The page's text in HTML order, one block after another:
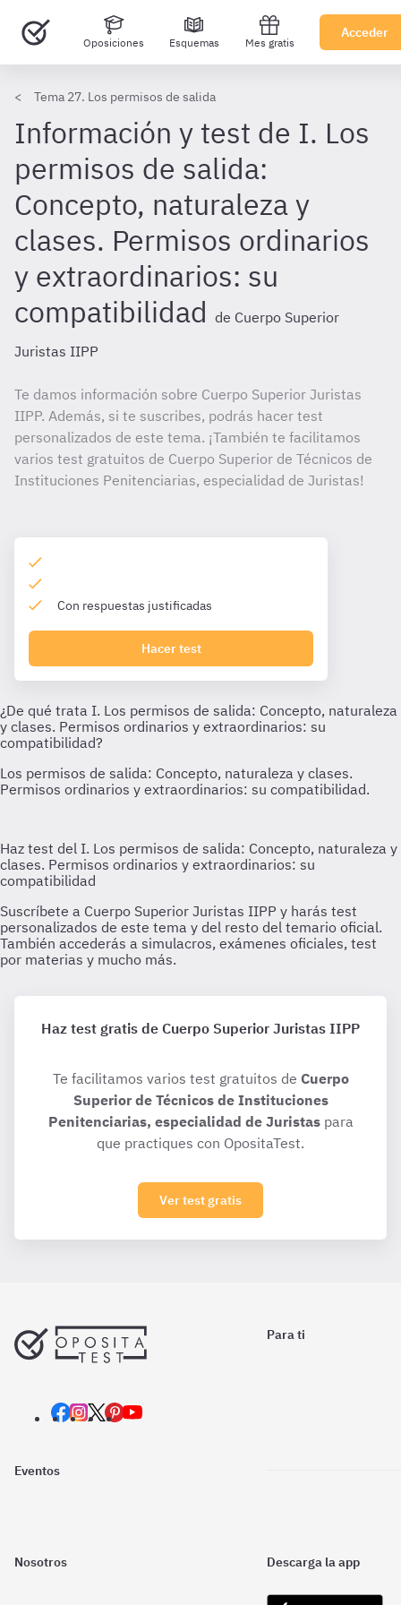
Oposiciones Esquemas Mes gratis
Acceder
Tema 27. Los permisos de salida
Información y test de I. Los
permisos de salida:
Concepto, naturaleza y
clases. Permisos ordinarios
y extraordinarios: su
compatibilidad de Cuerpo Superior
Juristas IIPP
Te damos información sobre Cuerpo Superior Juristas
IIPP. Además, si te suscribes, podrás hacer test
personalizados de este tema. ¡También te facilitamos
varios test gratuitos de Cuerpo Superior de Técnicos de
Instituciones Penitenciarias, especialidad de Juristas!
Con respuestas justificadas
Hacer test
Haz test gratis de Cuerpo Superior Juristas IIPP
Te facilitamos varios test gratuitos de Cuerpo
Superior de Técnicos de Instituciones
Penitenciarias, especialidad de Juristaspara
que practiques con OpositaTest.
Ver test gratis
Para ti
Eventos
Nosotros Descarga la app